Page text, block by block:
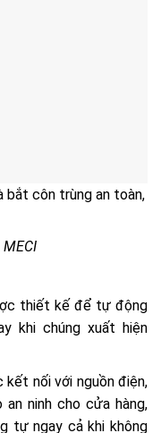
bắt côn trùng an toàn,
thiết kế để tự động
khi chúng xuất hiện
nối với nguồn điện,
ninh cho cửa hàng,
tự ngay cả khi không